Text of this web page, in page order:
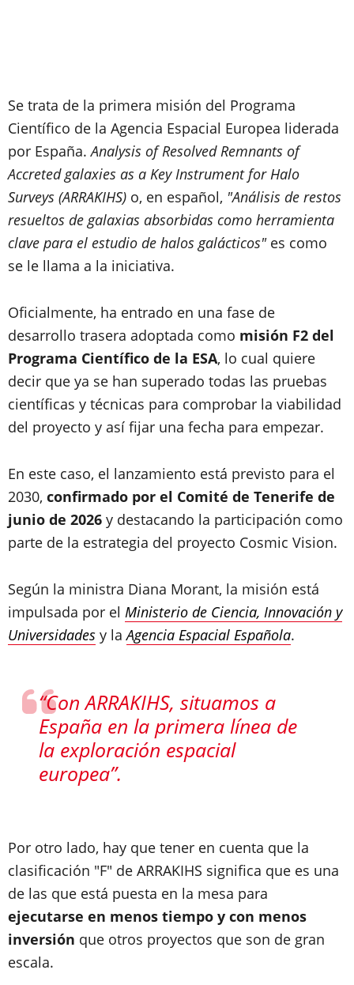
Se trata de la primera misión del Programa
Científico de la Agencia Espacial Europea liderada
por España.Analysis of Resolved Remnants of
Accreted galaxies as a Key Instrument for Halo
Surveys (ARRAKIHS) o, en español, "Análisis de restos
resueltos de galaxias absorbidas como herramienta
clave para el estudio de halos galácticos"es como
se le llama a la iniciativa.
Oficialmente, ha entrado en una fase de
desarrollo trasera adoptada como misión F2 del
Programa Científico de la ESA, lo cual quiere
decir que ya se han superado todas las pruebas
científicas y técnicas para comprobar la viabilidad
del proyecto y así fijar una fecha para empezar.
En este caso, el lanzamiento está previsto para el
2030, confirmado por el Comité de Tenerife de
junio de 2026 y destacando la participación como
parte de la estrategia del proyecto Cosmic Vision.
Según la ministra Diana Morant, la misión está
impulsada por el Ministerio de Ciencia, Innovación y
Universidades y la Agencia Espacial Española.
“Con ARRAKIHS, situamos a
España en la primera línea de
la exploración espacial
europea”.
Por otro lado, hay que tener en cuenta que la
clasificación "F" de ARRAKIHS significa que es una
de las que está puesta en la mesa para
ejecutarse en menos tiempo y con menos
inversión que otros proyectos que son de gran
escala.